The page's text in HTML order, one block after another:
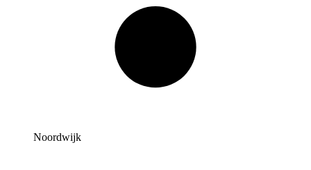
Noordwijk